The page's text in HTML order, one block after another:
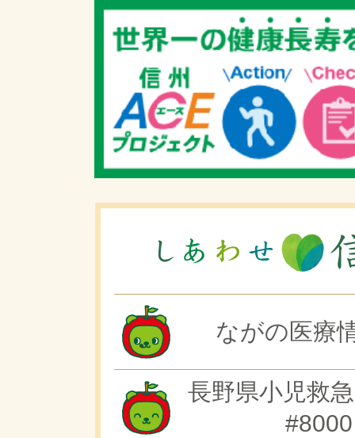
ながの医療
長野県小児救
#8000